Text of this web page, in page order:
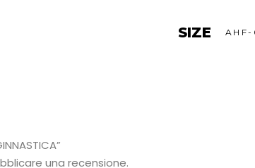
SIZE AHF-
una recensione.